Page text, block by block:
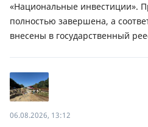
«Национальные инвестиции».
полностью завершена, а
внесены в государственный
06.08.2026, 13:12